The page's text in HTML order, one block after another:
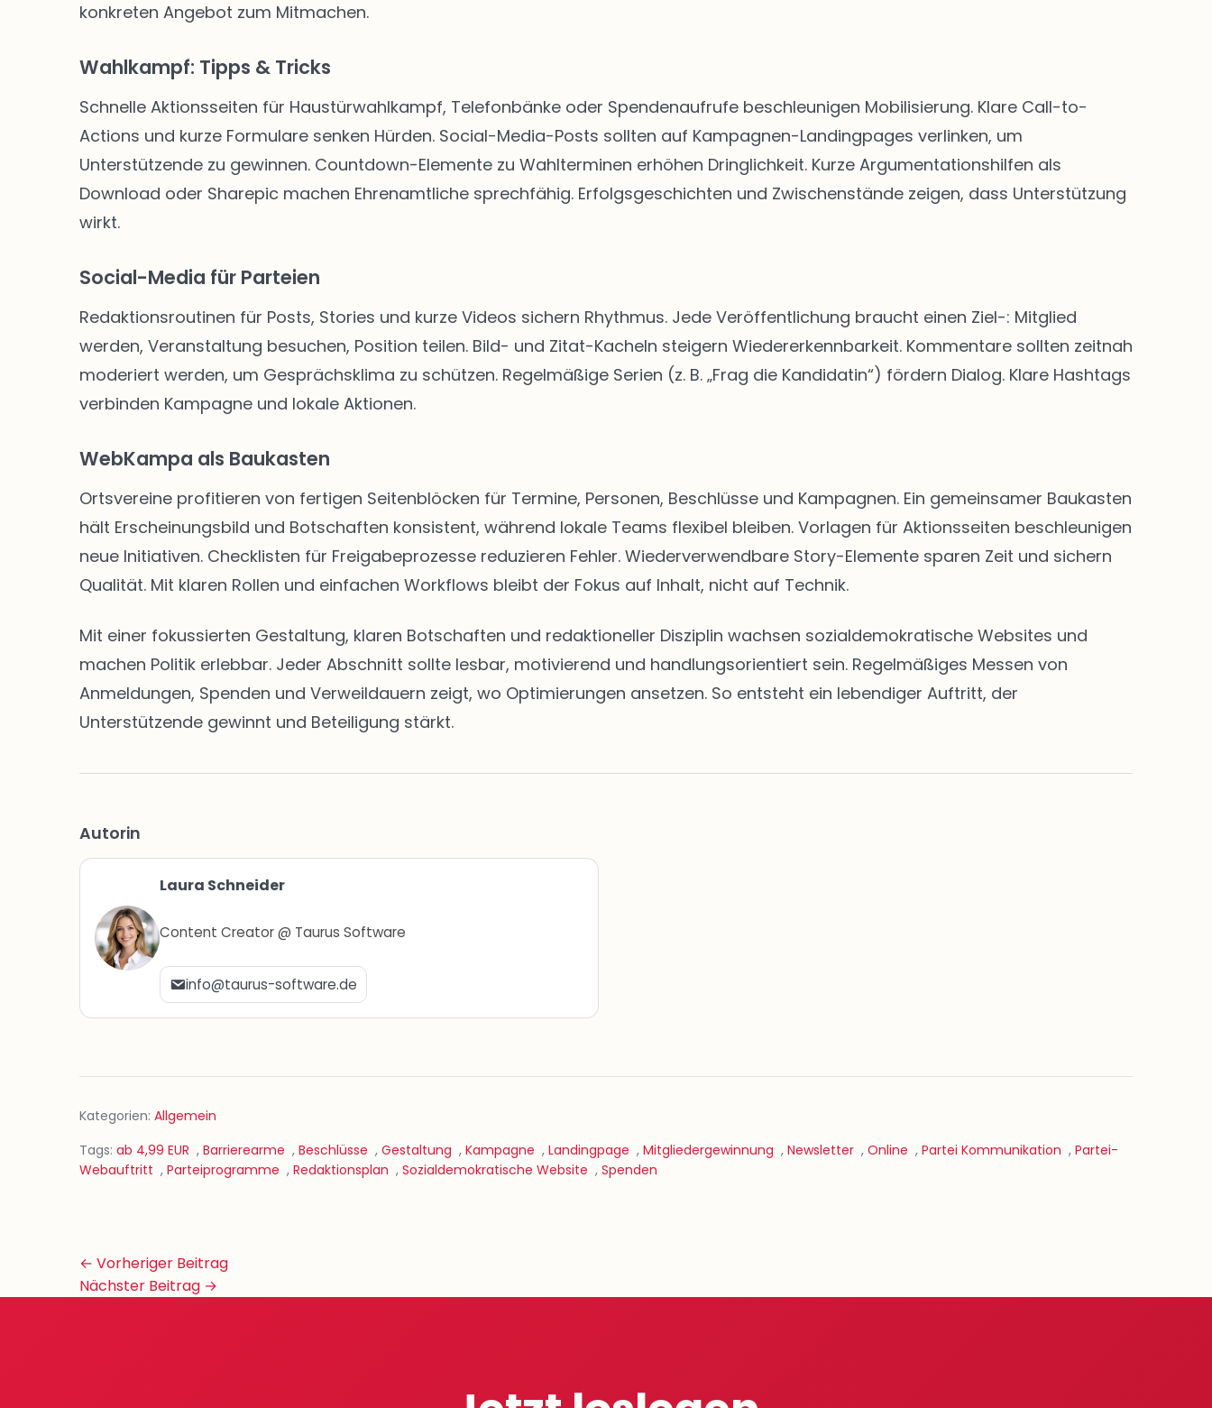
konkreten Angebot zum Mitmachen.
Wahlkampf: Tipps & Tricks
Schnelle Aktionsseiten für Haustürwahlkampf, Telefonbänke oder Spendenaufrufe beschleunigen Mobilisierung. Klare Call-to-
Actions und kurze Formulare senken Hürden. Social-Media-Posts sollten auf Kampagnen-Landingpages verlinken, um
Unterstützende zu gewinnen. Countdown-Elemente zu Wahlterminen erhöhen Dringlichkeit. Kurze Argumentationshilfen als
Download oder Sharepic machen Ehrenamtliche sprechfähig. Erfolgsgeschichten und Zwischenstände zeigen, dass Unterstützung
wirkt.
Social-Media für Parteien
Redaktionsroutinen für Posts, Stories und kurze Videos sichern Rhythmus. Jede Veröffentlichung braucht einen Ziel-: Mitglied
werden, Veranstaltung besuchen, Position teilen. Bild- und Zitat-Kacheln steigern Wiedererkennbarkeit. Kommentare sollten zeitnah
moderiert werden, um Gesprächsklima zu schützen. Regelmäßige Serien (z. B. „Frag die Kandidatin“) fördern Dialog. Klare Hashtags
verbinden Kampagne und lokale Aktionen.
WebKampa als Baukasten
Ortsvereine profitieren von fertigen Seitenblöcken für Termine, Personen, Beschlüsse und Kampagnen. Ein gemeinsamer Baukasten
hält Erscheinungsbild und Botschaften konsistent, während lokale Teams flexibel bleiben. Vorlagen für Aktionsseiten beschleunigen
neue Initiativen. Checklisten für Freigabeprozesse reduzieren Fehler. Wiederverwendbare Story-Elemente sparen Zeit und sichern
Qualität. Mit klaren Rollen und einfachen Workflows bleibt der Fokus auf Inhalt, nicht auf Technik.
Mit einer fokussierten Gestaltung, klaren Botschaften und redaktioneller Disziplin wachsen sozialdemokratische Websites und
machen Politik erlebbar. Jeder Abschnitt sollte lesbar, motivierend und handlungsorientiert sein. Regelmäßiges Messen von
Anmeldungen, Spenden und Verweildauern zeigt, wo Optimierungen ansetzen. So entsteht ein lebendiger Auftritt, der
Unterstützende gewinnt und Beteiligung stärkt.
Autorin
Laura Schneider
Content Creator @ Taurus Software
info@taurus-software.de
Kategorien: Allgemein
Tags: ab 4,99 EUR , Barrierearme , Beschlüsse , Gestaltung , Kampagne , Landingpage , Mitgliedergewinnung , Newsletter , Online , Partei Kommunikation , Partei-
Webauftritt , Parteiprogramme , Redaktionsplan , Sozialdemokratische Website , Spenden
Beitrags-
Navigation
← Vorheriger Beitrag
Nächster Beitrag →